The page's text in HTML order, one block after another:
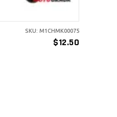
$12.50
SKU: M1CHMK00075